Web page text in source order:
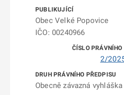
Obec Velké Popovice
IČO: 00240966
2/
Obecně závazná vyhláška